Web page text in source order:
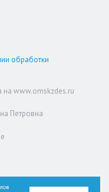
обработки
на www.omskzdes.ru
Петровна